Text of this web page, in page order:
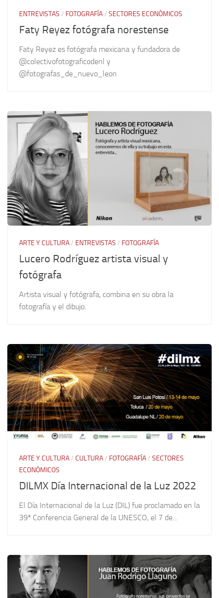
ENTREVISTAS / FOTOGRAFÍA/ SECTORES ECONÓMICOS
Faty Reyez fotógrafa norestense
Faty Reyez es fotógrafa mexicana y fundadora de
@colectivofotograficodenl y
@fotografas_de_nuevo_leon
ARTE Y CULTURA/ ENTREVISTAS / FOTOGRAFÍA
Lucero Rodríguez artista visual y
fotógrafa
Artista visual y fotógrafa, combina en su obra la
fotografía y el dibujo.
ARTE Y CULTURA/ CULTURA/ FOTOGRAFÍA/ SECTORES
ECONÓMICOS
DILMX Día Internacional de la Luz 2022
El Día Internacional de la Luz (DIL) fue proclamado en la
39ª Conferencia General de la UNESCO, el 7 de...